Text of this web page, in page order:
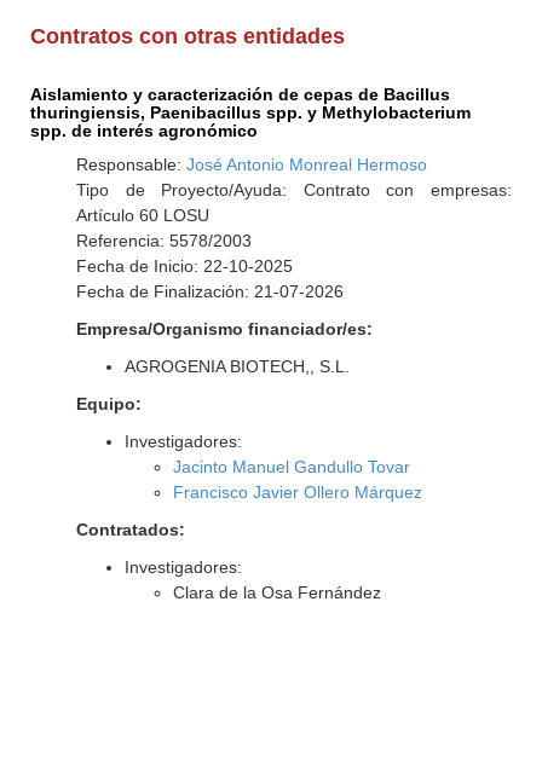
Contratos con otras entidades
Aislamiento y caracterización de cepas de Bacillus
thuringiensis, Paenibacillus spp. y Methylobacterium
spp. de interés agronómico
Responsable: José Antonio Monreal Hermoso
Tipo de Proyecto/Ayuda: Contrato con empresas:
Artículo 60 LOSU
Referencia: 5578/2003
Fecha de Inicio: 22-10-2025
Fecha de Finalización: 21-07-2026
Empresa/Organismo financiador/es:
AGROGENIA BIOTECH,, S.L.
Equipo:
Investigadores:
Jacinto Manuel Gandullo Tovar
Francisco Javier Ollero Márquez
Contratados:
Investigadores:
Clara de la Osa Fernández